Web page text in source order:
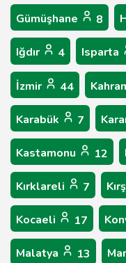
Gümüşhane 8
Iğdır 4 Isparta
İzmir 44
Karabük 7
Kastamonu 12
Kırklareli 7
Kocaeli 17
Malatya 13